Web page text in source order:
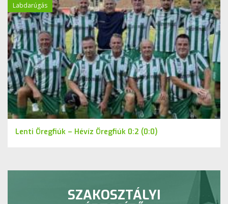
Labdarúgás
Lenti Öregfiúk – Hévíz Öregfiúk 0:2 (0:0)
SZAKOSZTÁLYI